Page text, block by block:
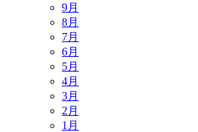
9月
8月
7月
6月
5月
4月
3月
2月
1月